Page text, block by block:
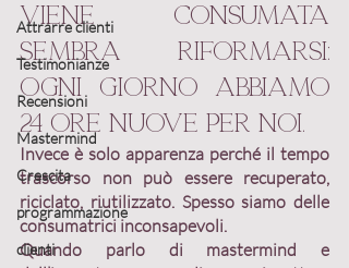
Attrarre clienti
Testimonianze
Recensioni
Mastermind
Crescita
programmazione
clienti
viene consumata
sembra riformarsi:
ogni giorno abbiamo
24 ore nuove per noi.
Invece è solo apparenza perché il tempo
trascorso non può essere recuperato
riciclato, riutilizzato
consumatrici inconsapevoli.
Quando parlo di mastermind e